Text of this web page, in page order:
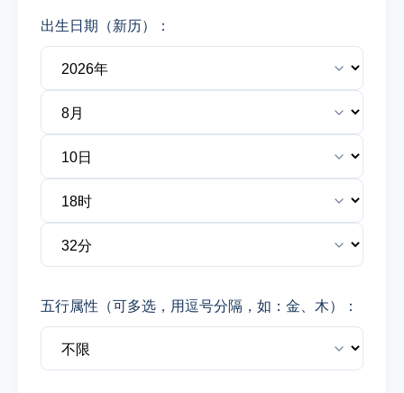
出生日期（新历）：
五行属性（可多选，用逗号分隔，如：金、木）：